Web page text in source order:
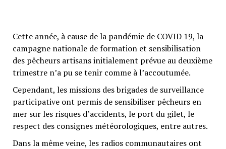
Cette année, à cause de la pandémie de COVID 19, la
campagne nationale de formation et sensibilisation
des pêcheurs artisans initialement prévue au deuxième
trimestre n’a pu se tenir comme à l’accoutumée.
Cependant, les missions des brigades de surveillance
participative ont permis de sensibiliser pêcheurs en
mer sur les risques d’accidents, le port du gilet, le
respect des consignes météorologiques, entre autres.
Dans la même veine, les radios communautaires ont